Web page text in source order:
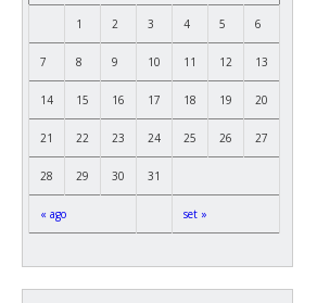
« ago set »
1 2 3 4 5 6
7 8 9 10 11 12 13
14 15 16 17 18 19 20
21 22 23 24 25 26 27
28 29 30 31